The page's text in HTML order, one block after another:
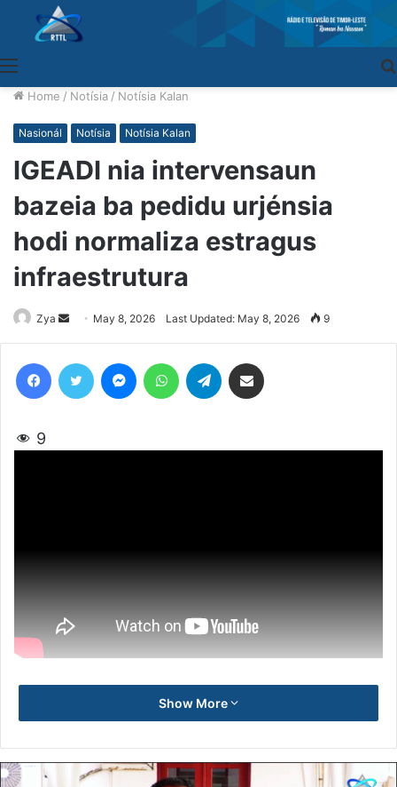
Home / Notísia / Notísia Kalan
Nasionál Notísia Notísia Kalan
IGEADI nia intervensaun
bazeia ba pedidu urjénsia
hodi normaliza estragus
infraestrutura
Zya
Send
an
email
May 8, 2026 Last Updated: May 8, 2026 9
9
Show More